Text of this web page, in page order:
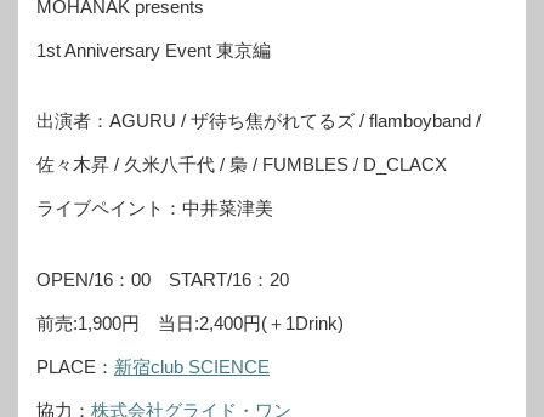
MOHANAK presents
1st Anniversary Event 東京編
出演者：AGURU / ザ待ち焦がれてるズ / flamboyband /
佐々木昇 / 久米八千代 / 梟 / FUMBLES / D_CLACX
ライブペイント：中井菜津美
OPEN/16：00 START/16：20
前売:1,900円 当日:2,400円(＋1Drink)
PLACE： 新宿club SCIENCE
協力： 株式会社グライド・ワン